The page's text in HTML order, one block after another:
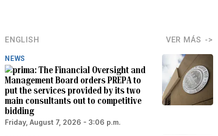
ENGLISH VER MÁS
NEWS
The Financial Oversight and
Management Board orders PREPA to
put the services provided by its two
main consultants out to competitive
bidding
Friday, August 7, 2026 - 3:06 p.m.